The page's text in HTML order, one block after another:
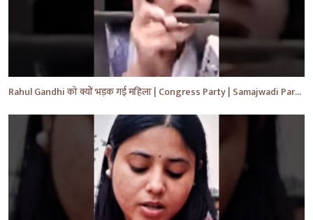
Rahul Gandhi को क्यों भड़क गई महिला | Congress Party | Samajwadi Party | #shorts #ytshorts #yt